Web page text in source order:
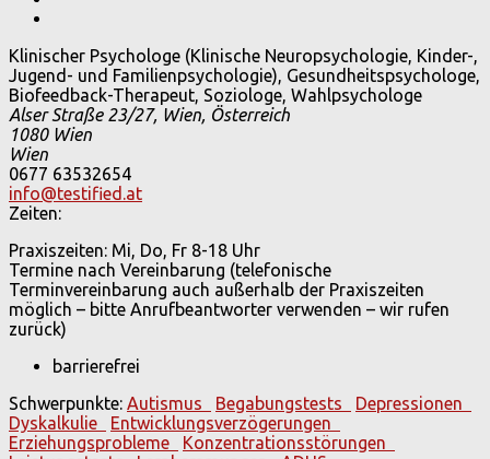
Klinischer Psychologe (Klinische Neuropsychologie, Kinder-,
Jugend- und Familienpsychologie), Gesundheitspsychologe,
Biofeedback-Therapeut, Soziologe, Wahlpsychologe
Alser Straße 23/27, Wien, Österreich
1080Wien
Wien
0677 63532654
info@testified.at
Zeiten:
Praxiszeiten: Mi, Do, Fr 8-18 Uhr
Termine nach Vereinbarung (telefonische
Terminvereinbarung auch außerhalb der Praxiszeiten
möglich – bitte Anrufbeantworter verwenden – wir rufen
zurück)
barrierefrei
Schwerpunkte: Autismus Begabungstests
Depressionen
Dyskalkulie
Entwicklungsverzögerungen
Erziehungsprobleme
Konzentrationsstörungen